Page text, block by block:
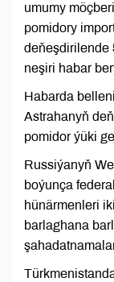
umumy
pomidory
deňeşdirilende
neşiri habar
Habarda
Astrahanyň
pomidor ýüki
Russiýanyň
boýunça
hünärmenleri
barlaghana